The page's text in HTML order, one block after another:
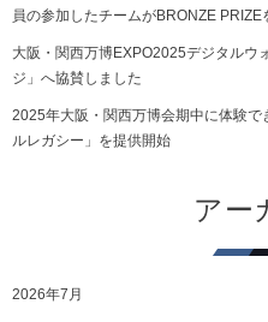
員の参加したチームがBRONZE PRIZE
大阪・関西万博EXPO2025デジタル
ジ」へ協賛しました
2025年大阪・関西万博会期中に体験
ルレガシー」を提供開始
アー
2026年7月